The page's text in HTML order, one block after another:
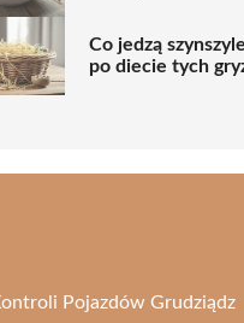
Co jedzą
po diecie tych
Pojazdów Grudziądz